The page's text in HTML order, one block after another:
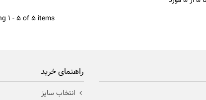
سفید Asics Metarize...
1 - 5 of 5 items
راهنمای خرید
انتخاب سایز